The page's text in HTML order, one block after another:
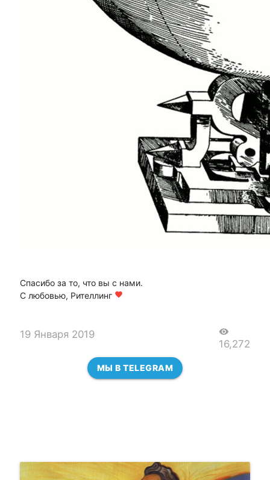
Спасибо за то, что вы с нами.
С любовью, Рителлинг favorite
19 Января 2019 visibility
16,272
МЫ В TELEGRAM